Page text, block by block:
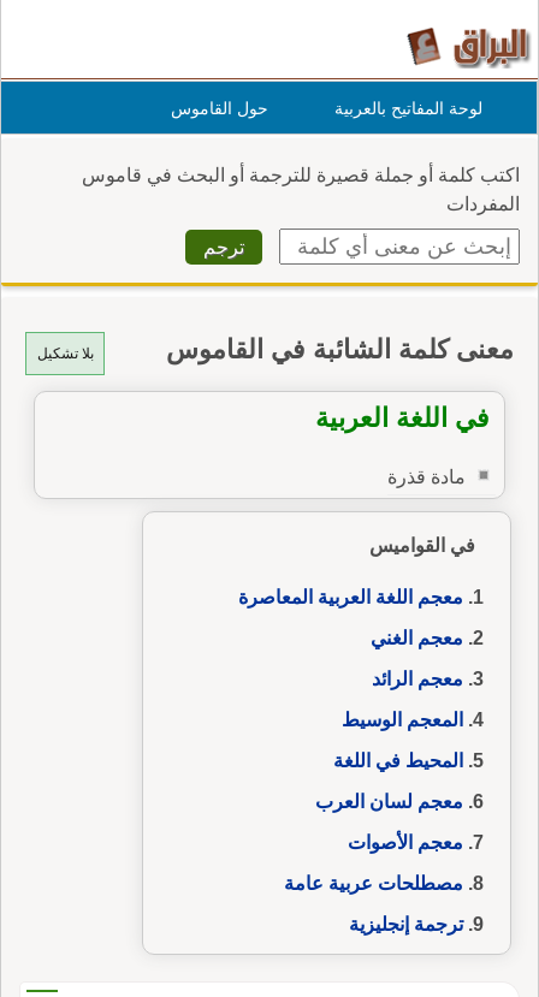
لوحة المفاتيح بالعربية حول القاموس
اكتب كلمة أو جملة قصيرة للترجمة أو البحث في قاموس
المفردات
بلا تشكيل معنى كلمة الشائبة في القاموس
في اللغة العربية
مادة قذرة
في القواميس
معجم اللغة العربية المعاصرة
معجم الغني
معجم الرائد
المعجم الوسيط
المحيط في اللغة
معجم لسان العرب
معجم الأصوات
مصطلحات عربية عامة
ترجمة إنجليزية